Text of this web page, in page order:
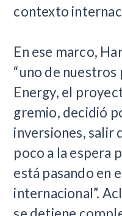
contexto
En ese marco,
“uno de
Energy, el
gremio, decidió
inversiones, salir
poco a la espera
está pasando en
internacional”.